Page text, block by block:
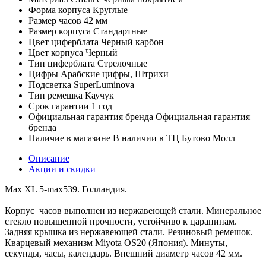
Форма корпуса Круглые
Размер часов 42 мм
Размер корпуса Стандартные
Цвет циферблата Черный карбон
Цвет корпуса Черный
Тип циферблата Стрелочные
Цифры Арабские цифры, Штрихи
Подсветка SuperLuminova
Тип ремешка Каучук
Срок гарантии 1 год
Официальная гарантия бренда Официальная гарантия
бренда
Наличие в магазине В наличии в ТЦ Бутово Молл
Описание
Акции и скидки
Max XL 5-max539. Голландия.
Корпус часов выполнен из нержавеющей стали. Минеральное
стекло повышенной прочности, устойчиво к царапинам.
Задняя крышка из нержавеющей стали. Резиновый ремешок.
Кварцевый механизм Miyota OS20 (Япония). Минуты,
секунды, часы, календарь. Внешний диаметр часов 42 мм.